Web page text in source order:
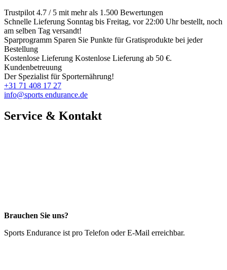
Trustpilot 4.7 / 5 mit mehr als 1.500 Bewertungen
Schnelle Lieferung Sonntag bis Freitag, vor 22:00 Uhr bestellt, noch
am selben Tag versandt!
Sparprogramm Sparen Sie Punkte für Gratisprodukte bei jeder
Bestellung
Kostenlose Lieferung Kostenlose Lieferung ab 50 €.
Kundenbetreuung
Der Spezialist für Sporternährung!
+31 71 408 17 27
info@sports endurance.de
Service & Kontakt
Brauchen Sie uns?
Sports Endurance ist pro Telefon oder E-Mail erreichbar.